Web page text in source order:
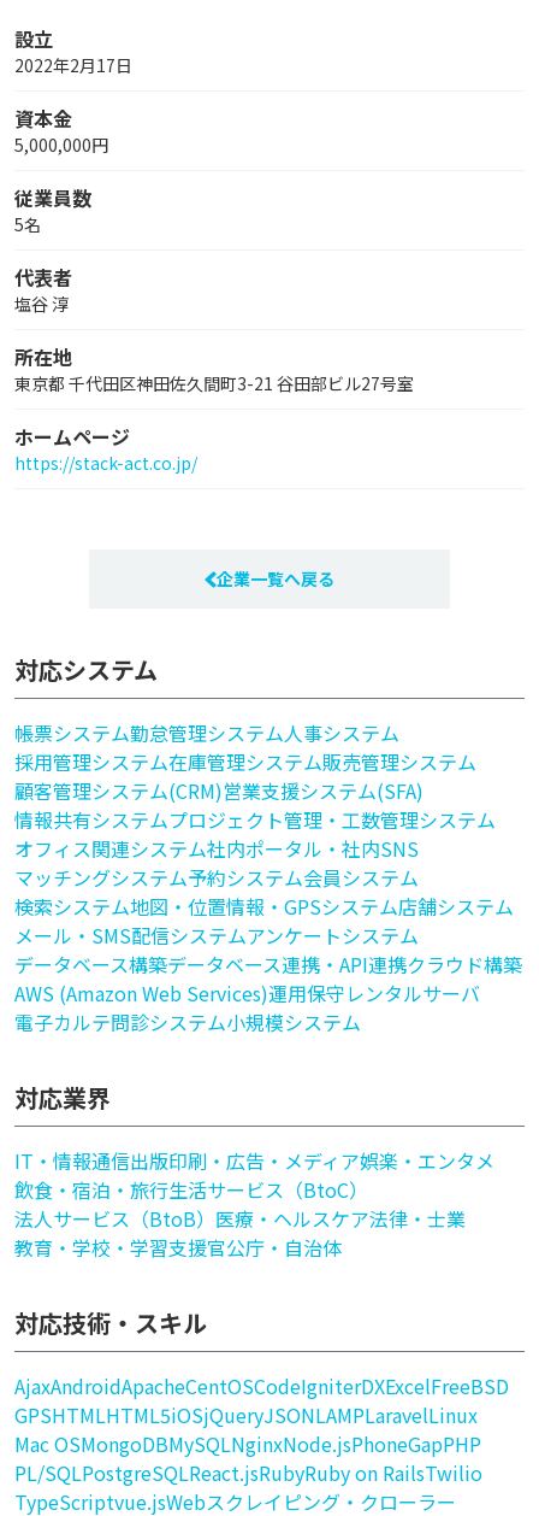
設立
2022年2月17日
資本金
5,000,000円
従業員数
5名
代表者
塩谷 淳
所在地
東京都 千代田区神田佐久間町3-21 谷田部ビル27号室
ホームページ
https://stack-act.co.jp/
企業一覧へ戻る
対応システム
帳票システム勤怠管理システム人事システム
採用管理システム在庫管理システム販売管理システム
顧客管理システム(CRM)営業支援システム(SFA)
情報共有システムプロジェクト管理・工数管理システム
オフィス関連システム社内ポータル・社内SNS
マッチングシステム予約システム会員システム
検索システム地図・位置情報・GPSシステム店舗システム
メール・SMS配信システムアンケートシステム
データベース構築データベース連携・API連携クラウド構築
AWS (Amazon Web Services)運用保守レンタルサーバ
電子カルテ問診システム小規模システム
対応業界
IT・情報通信出版印刷・広告・メディア娯楽・エンタメ
飲食・宿泊・旅行生活サービス（BtoC）
法人サービス（BtoB） 医療・ヘルスケア法律・士業
教育・学校・学習支援官公庁・自治体
対応技術・スキル
AjaxAndroidApacheCentOSCodeIgniterDXExcelFreeBSD
GPSHTMLHTML5iOSjQueryJSONLAMPLaravelLinux
Mac OSMongoDBMySQLNginxNode.jsPhoneGapPHP
PL/SQLPostgreSQLReact.jsRubyRuby on RailsTwilio
TypeScriptvue.jsWebスクレイピング・クローラー